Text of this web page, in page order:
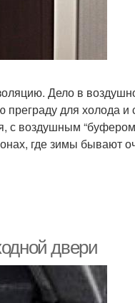
Дело в
для холода и
с воздушным
где зимы бывают
двери